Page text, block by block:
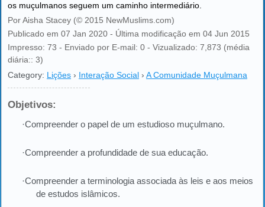
os muçulmanos seguem um caminho intermediário.
Por Aisha Stacey (© 2015 NewMuslims.com)
Publicado em 07 Jan 2020 - Última modificação em 04 Jun 2015
Impresso: 73 - Enviado por E-mail: 0 - Vizualizado: 7,873 (média
diária:: 3)
Category: Lições › Interação Social › A Comunidade Muçulmana
Objetivos:
·Compreender o papel de um estudioso muçulmano.
·Compreender a profundidade de sua educação.
·Compreender a terminologia associada às leis e aos meios
de estudos islâmicos.